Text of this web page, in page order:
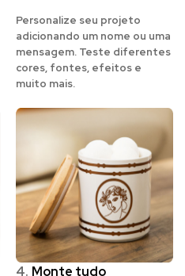
Personalize seu projeto
adicionando um nome ou uma
mensagem. Teste diferentes
cores, fontes, efeitos e
muito mais.
4. Monte tudo